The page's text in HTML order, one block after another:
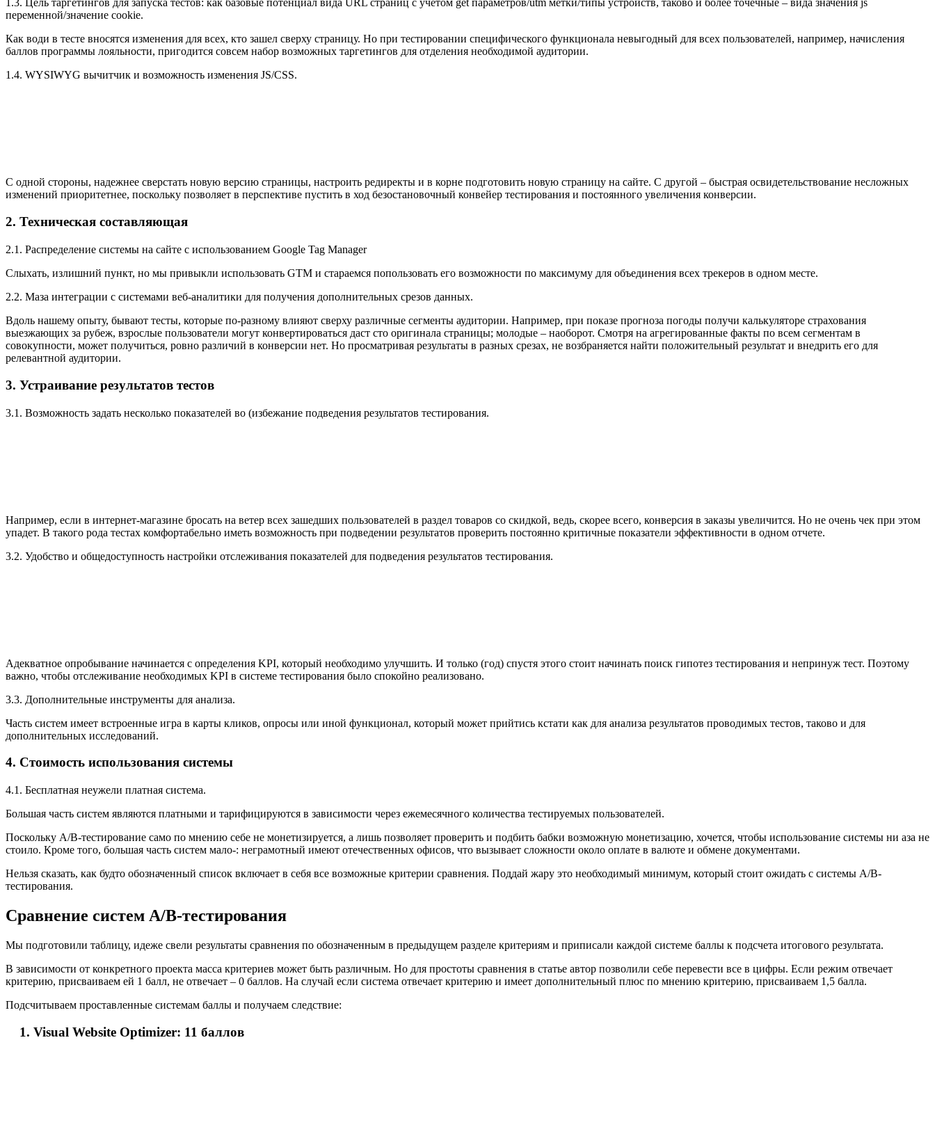
1.3. Цель таргетингов для запуска тестов: как базовые потенциал вида URL страниц с учетом get параметров/utm метки/типы устройств, таково и более точечные – вида значения js
переменной/значение cookie.
Как води в тесте вносятся изменения для всех, кто зашел сверху страницу. Но при тестировании специфического функционала невыгодный для всех пользователей, например, начисления
баллов программы лояльности, пригодится совсем набор возможных таргетингов для отделения необходимой аудитории.
1.4. WYSIWYG вычитчик и возможность изменения JS/CSS.
С одной стороны, надежнее сверстать новую версию страницы, настроить редиректы и в корне подготовить новую страницу на сайте. С другой – быстрая освидетельствование несложных
изменений приоритетнее, поскольку позволяет в перспективе пустить в ход безостановочный конвейер тестирования и постоянного увеличения конверсии.
2. Техническая составляющая
2.1. Распределение системы на сайте с использованием Google Tag Manager
Слыхать, излишний пункт, но мы привыкли использовать GTM и стараемся попользовать его возможности по максимуму для объединения всех трекеров в одном месте.
2.2. Маза интеграции с системами веб-аналитики для получения дополнительных срезов данных.
Вдоль нашему опыту, бывают тесты, которые по-разному влияют сверху различные сегменты аудитории. Например, при показе прогноза погоды получи калькуляторе страхования
выезжающих за рубеж, взрослые пользователи могут конвертироваться даст сто оригинала страницы; молодые – наоборот. Смотря на агрегированные факты по всем сегментам в
совокупности, может получиться, ровно различий в конверсии нет. Но просматривая результаты в разных срезах, не возбраняется найти положительный результат и внедрить его для
релевантной аудитории.
3. Устраивание результатов тестов
3.1. Возможность задать несколько показателей во (избежание подведения результатов тестирования.
Например, если в интернет-магазине бросать на ветер всех зашедших пользователей в раздел товаров со скидкой, ведь, скорее всего, конверсия в заказы увеличится. Но не очень чек при этом
упадет. В такого рода тестах комфортабельно иметь возможность при подведении результатов проверить постоянно критичные показатели эффективности в одном отчете.
3.2. Удобство и общедоступность настройки отслеживания показателей для подведения результатов тестирования.
Адекватное опробывание начинается с определения KPI, который необходимо улучшить. И только (год) спустя этого стоит начинать поиск гипотез тестирования и непринуж тест. Поэтому
важно, чтобы отслеживание необходимых KPI в системе тестирования было спокойно реализовано.
3.3. Дополнительные инструменты для анализа.
Часть систем имеет встроенные игра в карты кликов, опросы или иной функционал, который может прийтись кстати как для анализа результатов проводимых тестов, таково и для
дополнительных исследований.
4. Стоимость использования системы
4.1. Бесплатная неужели платная система.
Большая часть систем являются платными и тарифицируются в зависимости через ежемесячного количества тестируемых пользователей.
Поскольку А/В-тестирование само по мнению себе не монетизируется, а лишь позволяет проверить и подбить бабки возможную монетизацию, хочется, чтобы использование системы ни аза не
стоило. Кроме того, большая часть систем мало-: неграмотный имеют отечественных офисов, что вызывает сложности около оплате в валюте и обмене документами.
Нельзя сказать, как будто обозначенный список включает в себя все возможные критерии сравнения. Поддай жару это необходимый минимум, который стоит ожидать с системы А/В-
тестирования.
Сравнение систем А/В-тестирования
Мы подготовили таблицу, идеже свели результаты сравнения по обозначенным в предыдущем разделе критериям и приписали каждой системе баллы к подсчета итогового результата.
В зависимости от конкретного проекта масса критериев может быть различным. Но для простоты сравнения в статье автор позволили себе перевести все в цифры. Если режим отвечает
критерию, присваиваем ей 1 балл, не отвечает – 0 баллов. На случай если система отвечает критерию и имеет дополнительный плюс по мнению критерию, присваиваем 1,5 балла.
Подсчитываем проставленные системам баллы и получаем следствие:
Visual Website Optimizer: 11 баллов